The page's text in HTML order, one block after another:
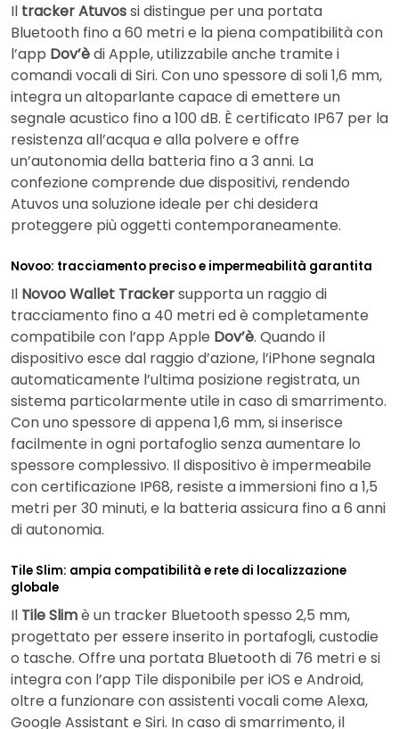
Il tracker Atuvossi distingue per una portata
Bluetooth fino a 60 metri e la piena compatibilità con
l’app Dov’èdi Apple, utilizzabile anche tramite i
comandi vocali di Siri. Con uno spessore di soli 1,6 mm,
integra un altoparlante capace di emettere un
segnale acustico fino a 100 dB. È certificato IP67 per la
resistenza all’acqua e alla polvere e offre
un’autonomia della batteria fino a 3 anni. La
confezione comprende due dispositivi, rendendo
Atuvos una soluzione ideale per chi desidera
proteggere più oggetti contemporaneamente.
Novoo: tracciamento preciso e impermeabilità garantita
Il Novoo Wallet Trackersupporta un raggio di
tracciamento fino a 40 metri ed è completamente
compatibile con l’app Apple Dov’è. Quando il
dispositivo esce dal raggio d’azione, l’iPhone segnala
automaticamente l’ultima posizione registrata, un
sistema particolarmente utile in caso di smarrimento.
Con uno spessore di appena 1,6 mm, si inserisce
facilmente in ogni portafoglio senza aumentare lo
spessore complessivo. Il dispositivo è impermeabile
con certificazione IP68, resiste a immersioni fino a 1,5
metri per 30 minuti, e la batteria assicura fino a 6 anni
di autonomia.
Tile Slim: ampia compatibilità e rete di localizzazione
globale
Il Tile Slimè un tracker Bluetooth spesso 2,5 mm,
progettato per essere inserito in portafogli, custodie
o tasche. Offre una portata Bluetooth di 76 metri e si
integra con l’app Tile disponibile per iOS e Android,
oltre a funzionare con assistenti vocali come Alexa,
Google Assistant e Siri. In caso di smarrimento, il